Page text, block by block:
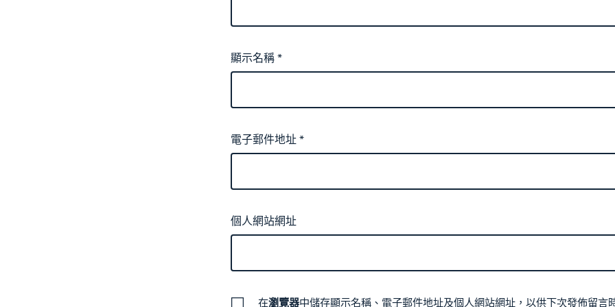
顯示名稱*
電子郵件地址*
個人網站網址
在瀏覽器中儲存顯示名稱、電子郵件地址及個人網站網址，以供下次發佈留言